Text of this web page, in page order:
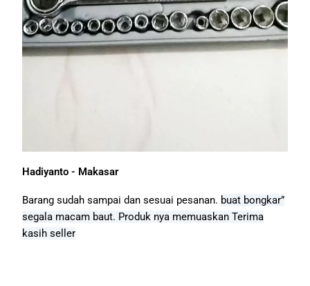
Hadiyanto - Makasar
Barang sudah sampai dan sesuai pesanan. buat bongkar”
segala macam baut. Produk nya memuaskanTerima
kasih seller